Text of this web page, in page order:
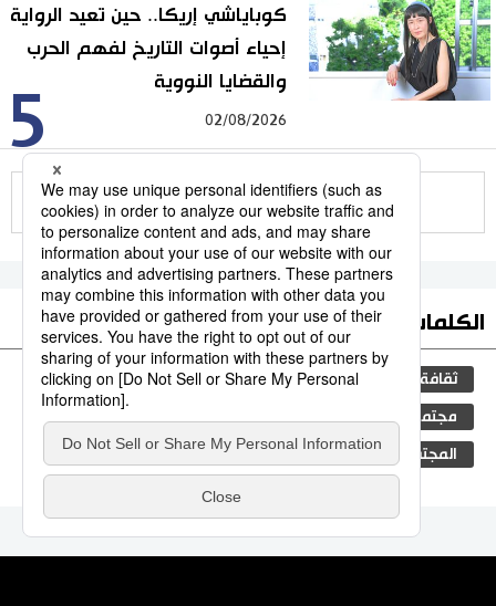
5
كوباياشي إريكا.. حين تعيد الرواية
إحياء أصوات التاريخ لفهم الحرب
والقضايا النووية
02/08/2026
الكلمات الأكثر بحثا
ثقافة المطبخ الياباني اليابان جيجي برس
مجتمع
المجتمع الياباني فن تكنولوجيا